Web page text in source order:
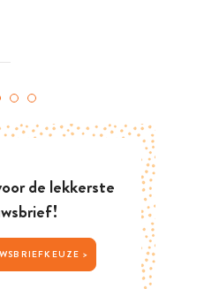
de lekkerste
JOUW NIEUWSBRIEFKEUZE >